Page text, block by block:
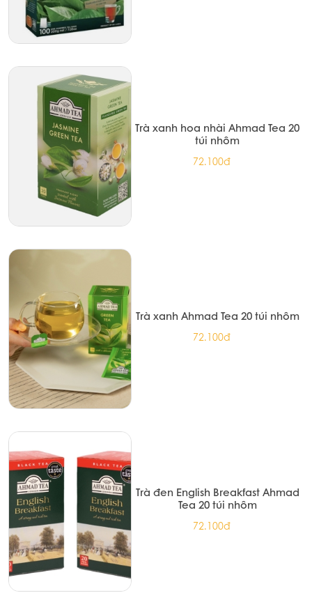
Trà xanh hoa nhài Ahmad Tea 20
túi nhôm
72.100đ
Trà xanh Ahmad Tea 20 túi nhôm
72.100đ
Trà đen English Breakfast Ahmad
Tea 20 túi nhôm
72.100đ